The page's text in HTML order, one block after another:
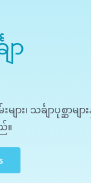
ာ
ျမ်းများ၊ သင်္ချာ
။